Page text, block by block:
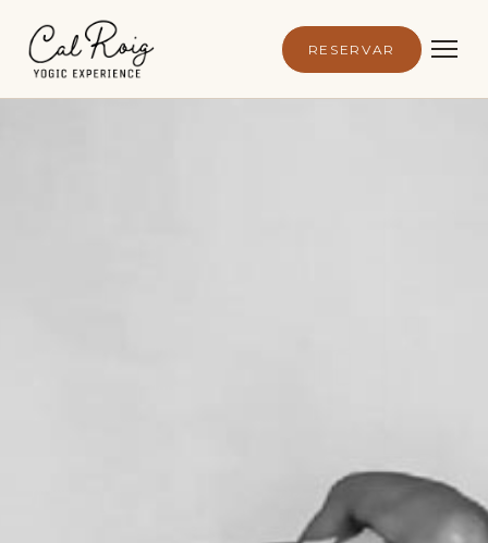
RESERVAR